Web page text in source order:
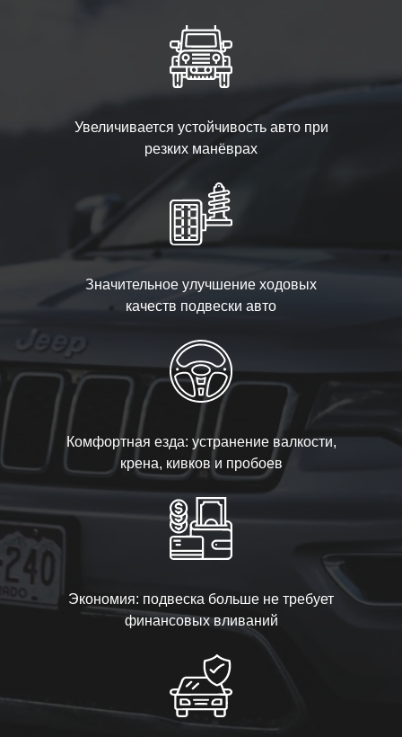
Увеличивается устойчивость авто при
резких манёврах
Значительное улучшение ходовых
качеств подвески авто
Комфортная езда: устранение валкости,
крена, кивков и пробоев
Экономия: подвеска больше не требует
финансовых вливаний